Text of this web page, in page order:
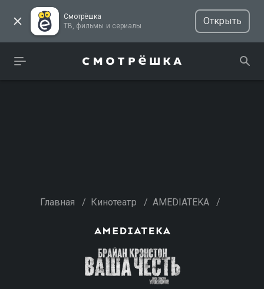
Смотрёшка
ТВ, фильмы и сериалы
Открыть
Главная / Кинотеатр / AMEDIATEKA /